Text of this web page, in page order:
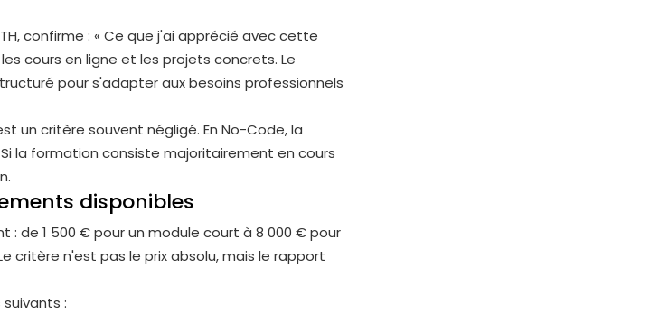
confirme : « Ce que j'ai apprécié avec cette
cours en ligne et les projets concrets. Le
pour s'adapter aux besoins professionnels
un critère souvent négligé. En No-Code, la
la formation consiste majoritairement en cours
disponibles
: de 1 500 € pour un module court à 8 000 € pour
critère n'est pas le prix absolu, mais le rapport
: